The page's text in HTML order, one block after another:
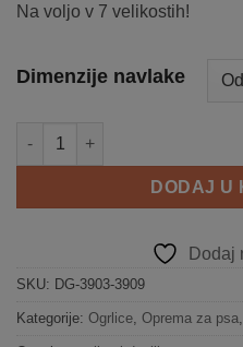
Na voljo v 7 velikostih!
Dimenzije navlake
Navlaka za SPIKED metalnu
DODAJ U
Dodaj
SKU: DG-3903-3909
Kategorije: Ogrlice Oprema za psa